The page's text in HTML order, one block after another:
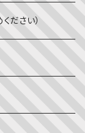
ださい）